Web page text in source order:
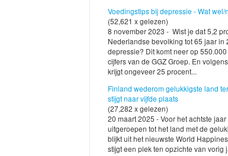
Voedingstips bij depressie - Wat wel/
(52,621 x gelezen)
8 november 2023 - Wist je dat 5,2
Nederlandse bevolking tot 65 jaar in
depressie? Dit komt neer op
cijfers van de GGZ Groep. En
krijgt ongeveer 25 procent...
Finland wederom gelukkigste land
stijgt naar vijfde plaats
(27,282 x gelezen)
20 maart 2025 - Voor het achtste
uitgeroepen tot het land met de
blijkt uit het nieuwste World
stijgt een plek ten opzichte van vorig